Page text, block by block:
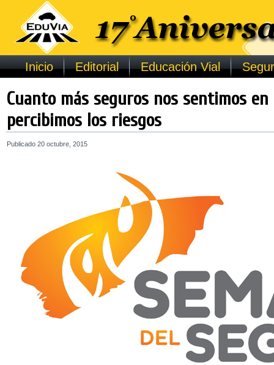
Inicio Editorial Educación Vial
Cuanto más seguros nos sentimos en
percibimos los riesgos
Publicado 20 octubre, 2015